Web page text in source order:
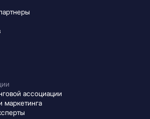
ассоциации
маркетинга